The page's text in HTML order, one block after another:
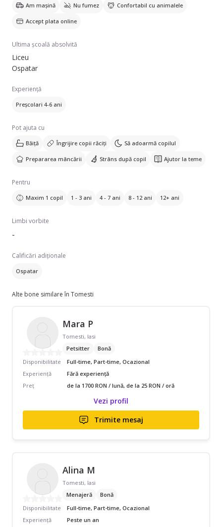
Am mașină Nu fumez Confortabil cu animalele
Accept plata online
Ultima școală absolvită
Liceu
Ospatar
Experiență
Preșcolari 4-6 ani
Pot ajuta cu
Băiță Îngrijire copii răciți Să adoarmă copilul
Prepararea mâncării Strâns după copil Ajutor la teme
Pentru
Maxim 1 copil 1 - 3 ani 4 - 7 ani 8 - 12 ani 12+ ani
Limbi vorbite
-
Calificări adiționale
Ospatar
Alte bone similare în Tomesti
Mara P
Tomesti, Iasi
Petsitter
Bonă
Disponibilitate
Full-time, Part-time, Ocazional
Experiență
Fără experiență
Preț
de la 1700 RON / lună, de la 25 RON / oră
Vezi profil
Trimite mesaj
Alina M
Tomesti, Iasi
Menajeră
Bonă
Disponibilitate
Full-time, Part-time, Ocazional
Experiență
Peste un an